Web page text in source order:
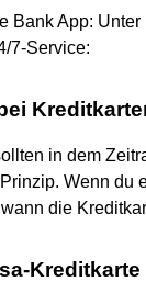
Bank App:
7-Service:
in dem
Wenn du
die